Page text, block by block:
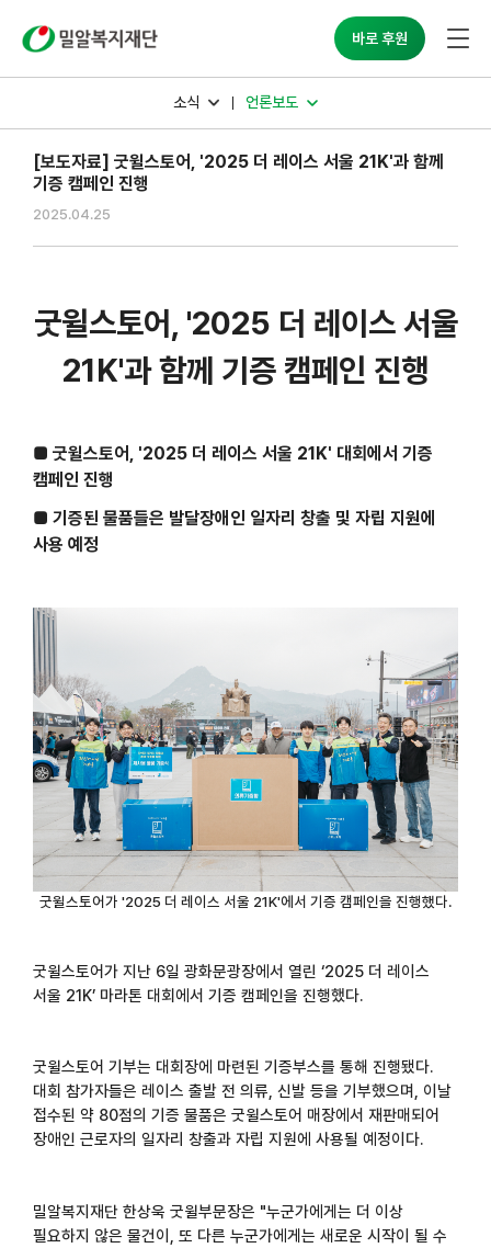
바로 후원
소식 언론보도
[보도자료] 굿윌스토어, '2025 더 레이스 서울 21K'과 함께
기증 캠페인 진행
2025.04.25
굿윌스토어 , '2025 더 레이스 서울
21K'과 함께 기증 캠페인 진행
■ 굿윌스토어 , '2025 더 레이스 서울 21K' 대회에서 기증
캠페인 진행
■ 기증된 물품들은 발달장애인 일자리 창출 및 자립 지원에
사용 예정
굿윌스토어가 '2025 더 레이스 서울 21K'에서 기증 캠페인을 진행했다.
굿윌스토어가 지난 6일 광화문광장에서 열린 ‘2025 더 레이스
서울 21K’ 마라톤 대회에서 기증 캠페인을 진행했다.
굿윌스토어 기부는 대회장에 마련된 기증부스를 통해 진행됐다.
대회 참가자들은 레이스 출발 전 의류, 신발 등을 기부했으며, 이날
접수된 약 80점의 기증 물품은 굿윌스토어 매장에서 재판매되어
장애인 근로자의 일자리 창출과 자립 지원에 사용될 예정이다.
밀알복지재단 한상욱 굿윌부문장은 "누군가에게는 더 이상
필요하지 않은 물건이
또 다른 누군가에게는 새로운 시작이 될 수